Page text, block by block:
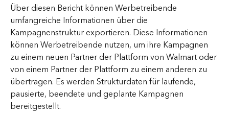
Über diesen Bericht können Werbetreibende
umfangreiche Informationen über die
Kampagnenstruktur exportieren. Diese Informationen
können Werbetreibende nutzen, um ihre Kampagnen
zu einem neuen Partner der Plattform von Walmart oder
von einem Partner der Plattform zu einem anderen zu
übertragen. Es werden Strukturdaten für laufende,
pausierte, beendete und geplante Kampagnen
bereitgestellt.